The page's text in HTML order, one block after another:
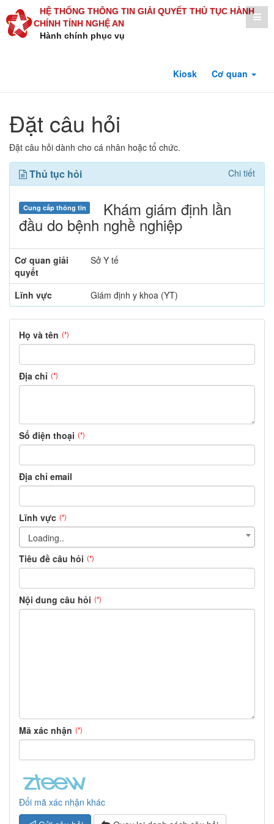
HỆ THỐNG THÔNG TIN GIẢI QUYẾT THỦ TỤC HÀNH
CHÍNH TỈNH NGHỆ AN
Hành chính phục vụ
Kiosk Cơ quan
Đặt câu hỏi
Đặt câu hỏi dành cho cá nhân hoặc tổ chức.
Thủ tục hỏi Chi tiết
Cung cấp thông tin Khám giám định lần
đầu do bệnh nghề nghiệp
Cơ quan giải
quyết
Sở Y tế
Lĩnh vực Giám định y khoa (YT)
Họ và tên (*)
Địa chỉ (*)
Số điện thoại (*)
Địa chỉ email
Lĩnh vực (*)
Loading..
Tiêu đề câu hỏi (*)
Nội dung câu hỏi (*)
Mã xác nhận (*)
Đổi mã xác nhận khác